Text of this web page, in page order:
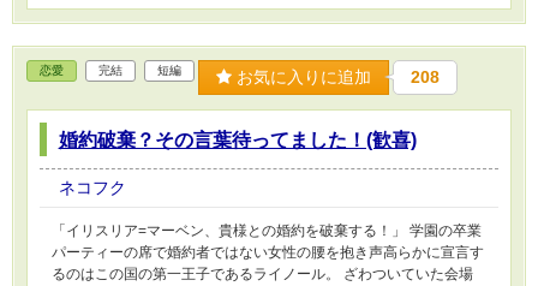
恋愛 完結 短編 お気に入りに追加 208
婚約破棄？その言葉待ってました！(歓喜)
ネコフク
「イリスリア=マーベン、貴様との婚約を破棄する！」 学園の卒業
パーティーの席で婚約者ではない女性の腰を抱き声高らかに宣言す
るのはこの国の第一王子であるライノール。 ざわついていた会場